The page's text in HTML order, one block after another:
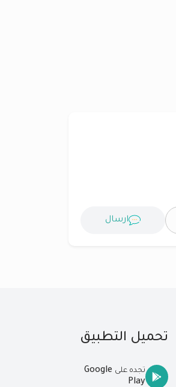
ارسال
تحميل التطبيق
تجده على Google
Play